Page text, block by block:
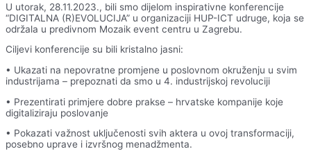
U utorak, 28.11.2023., bili smo dijelom inspirativne konferencije
“DIGITALNA (R)EVOLUCIJA” u organizaciji HUP-ICT udruge, koja se
održala u predivnom Mozaik event centru u Zagrebu.
Ciljevi konferencije su bili kristalno jasni:
• Ukazati na nepovratne promjene u poslovnom okruženju u svim
industrijama – prepoznati da smo u 4. industrijskoj revoluciji
• Prezentirati primjere dobre prakse – hrvatske kompanije koje
digitaliziraju poslovanje
• Pokazati važnost uključenosti svih aktera u ovoj transformaciji,
posebno uprave i izvršnog menadžmenta.